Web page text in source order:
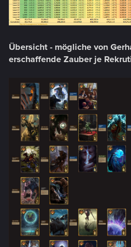
Übersicht - mögliche von
erschaffende Zauber je